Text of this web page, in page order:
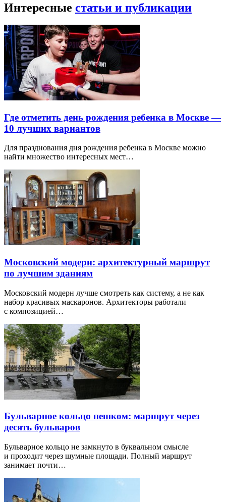
Интересные статьи и публикации
Где отметить день рождения ребенка в Москве —
10 лучших вариантов
Для празднования дня рождения ребенка в Москве можно
найти множество интересных мест…
Московский модерн: архитектурный маршрут
по лучшим зданиям
Московский модерн лучше смотреть как систему, а не как
набор красивых маскаронов. Архитекторы работали
с композицией…
Бульварное кольцо пешком: маршрут через
десять бульваров
Бульварное кольцо не замкнуто в буквальном смысле
и проходит через шумные площади. Полный маршрут
занимает почти…